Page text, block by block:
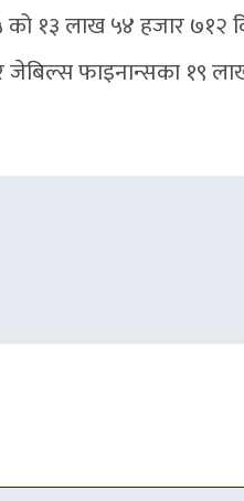
१३ लाख ५४ हजार ७१२
जेबिल्स फाइनान्सका १९